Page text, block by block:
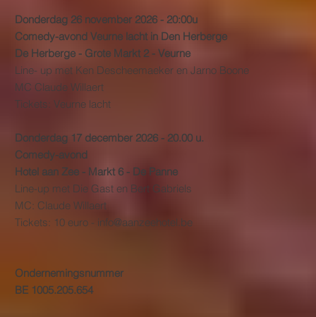
Donderdag 26 november 2026 - 20:00u
Comedy-avond Veurne lacht in Den Herberge
De Herberge - Grote Markt 2 - Veurne
Line- up met Ken Descheemaeker en Jarno Boone
MC Claude Willaert
Tickets: Veurne lacht
Donderdag 17 december 2026 - 20.00 u.
Comedy-avond
Hotel aan Zee - Markt 6 - De Panne
Line-up met Die Gast en Bert Gabriels
MC: Claude Willaert
Tickets: 10 euro - info@aanzeehotel.be
Ondernemingsnummer
BE 1005.205.654